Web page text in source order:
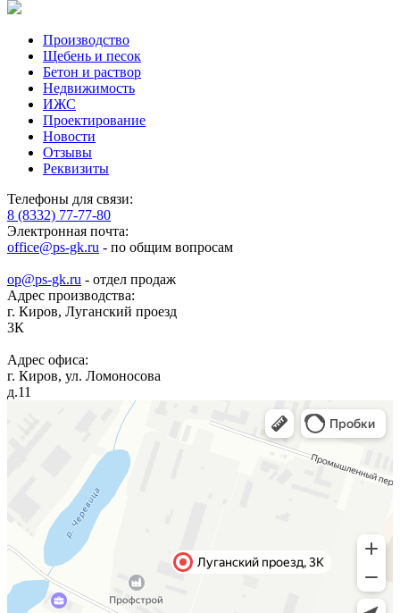
Производство
Щебень и песок
Бетон и раствор
Недвижимость
ИЖС
Проектирование
Новости
Отзывы
Реквизиты
Телефоны для связи:
8 (8332) 77-77-80
Электронная почта:
office@ps-gk.ru - по общим вопросам
op@ps-gk.ru - отдел продаж
Адрес производства:
г. Киров, Луганский проезд
3К
Адрес офиса:
г. Киров, ул. Ломоносова
д.11